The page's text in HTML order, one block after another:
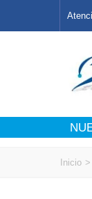
Inicio >